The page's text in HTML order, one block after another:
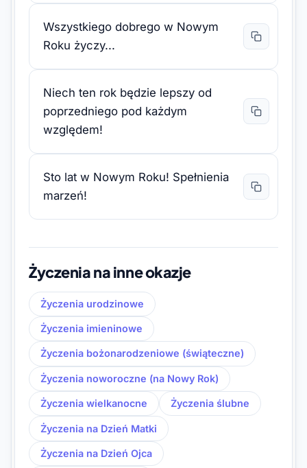
Wszystkiego dobrego w Nowym
Roku życzy...
Niech ten rok będzie lepszy od
poprzedniego pod każdym
względem!
Sto lat w Nowym Roku! Spełnienia
marzeń!
Życzenia na inne okazje
Życzenia urodzinowe
Życzenia imieninowe
Życzenia bożonarodzeniowe (świąteczne)
Życzenia noworoczne (na Nowy Rok)
Życzenia wielkanocne Życzenia ślubne
Życzenia na Dzień Matki
Życzenia na Dzień Ojca